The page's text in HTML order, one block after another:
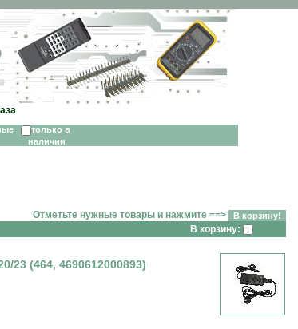
только в
наличии
Отметьте нужные товары и нажмите ==>
В корзину:
23 (464, 4690612000893)